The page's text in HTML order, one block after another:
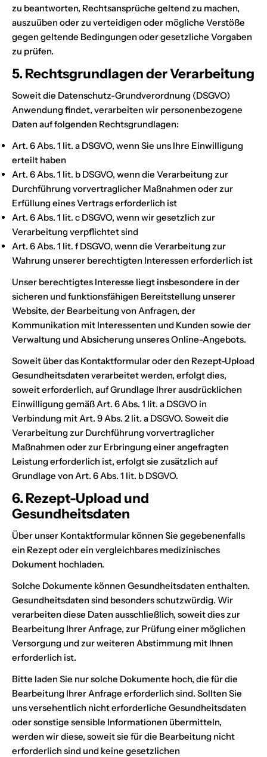
zu beantworten, Rechtsansprüche geltend zu machen,
auszuüben oder zu verteidigen oder mögliche Verstöße
gegen geltende Bedingungen oder gesetzliche Vorgaben
zu prüfen.
5. Rechtsgrundlagen der Verarbeitung
Soweit die Datenschutz-Grundverordnung (DSGVO)
Anwendung findet, verarbeiten wir personenbezogene
Daten auf folgenden Rechtsgrundlagen:
Art. 6 Abs. 1 lit. a DSGVO, wenn Sie uns Ihre Einwilligung
erteilt haben
Art. 6 Abs. 1 lit. b DSGVO, wenn die Verarbeitung zur
Durchführung vorvertraglicher Maßnahmen oder zur
Erfüllung eines Vertrags erforderlich ist
Art. 6 Abs. 1 lit. c DSGVO, wenn wir gesetzlich zur
Verarbeitung verpflichtet sind
Art. 6 Abs. 1 lit. f DSGVO, wenn die Verarbeitung zur
Wahrung unserer berechtigten Interessen erforderlich ist
Unser berechtigtes Interesse liegt insbesondere in der
sicheren und funktionsfähigen Bereitstellung unserer
Website, der Bearbeitung von Anfragen, der
Kommunikation mit Interessenten und Kunden sowie der
Verwaltung und Absicherung unseres Online-Angebots.
Soweit über das Kontaktformular oder den Rezept-Upload
Gesundheitsdaten verarbeitet werden, erfolgt dies,
soweit erforderlich, auf Grundlage Ihrer ausdrücklichen
Einwilligung gemäß Art. 6 Abs. 1 lit. a DSGVO in
Verbindung mit Art. 9 Abs. 2 lit. a DSGVO. Soweit die
Verarbeitung zur Durchführung vorvertraglicher
Maßnahmen oder zur Erbringung einer angefragten
Leistung erforderlich ist, erfolgt sie zusätzlich auf
Grundlage von Art. 6 Abs. 1 lit. b DSGVO.
6. Rezept-Upload und
Gesundheitsdaten
Über unser Kontaktformular können Sie gegebenenfalls
ein Rezept oder ein vergleichbares medizinisches
Dokument hochladen.
Solche Dokumente können Gesundheitsdaten enthalten.
Gesundheitsdaten sind besonders schutzwürdig. Wir
verarbeiten diese Daten ausschließlich, soweit dies zur
Bearbeitung Ihrer Anfrage, zur Prüfung einer möglichen
Versorgung und zur weiteren Abstimmung mit Ihnen
erforderlich ist.
Bitte laden Sie nur solche Dokumente hoch, die für die
Bearbeitung Ihrer Anfrage erforderlich sind. Sollten Sie
uns versehentlich nicht erforderliche Gesundheitsdaten
oder sonstige sensible Informationen übermitteln,
werden wir diese, soweit sie für die Bearbeitung nicht
erforderlich sind und keine gesetzlichen